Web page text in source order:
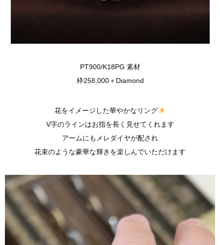
PT900/K18PG 素材
枠258,000＋Diamond
花をイメージした華やかなリング
V字のラインはお指を長く見せてくれます
アームにもメレダイヤが配され
花束のような豪華な輝きを楽しんでいただけます